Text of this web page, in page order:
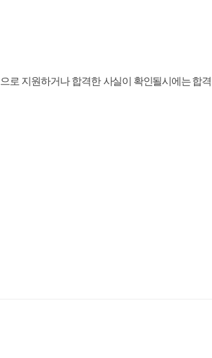
로 지원하거나 합격한사실이 확인될시에는 합